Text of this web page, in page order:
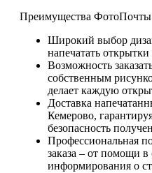
Преимущества ФотоПочты
Широкий выбор
напечатать
Возможность
собственным
делает каждую
Доставка
Кемерово,
безопасность
Профессиональная
заказа – от помощи в
информирования о